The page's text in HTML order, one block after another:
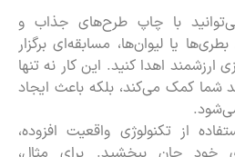
با چاپ طرح‌های جذاب و
یا لیوان‌ها، مسابقه‌ای برگزار
ارزشمند اهدا کنید. این کار نه تنها
شما کمک می‌کند، بلکه باعث ایجاد
از تکنولوژی واقعیت افزوده،